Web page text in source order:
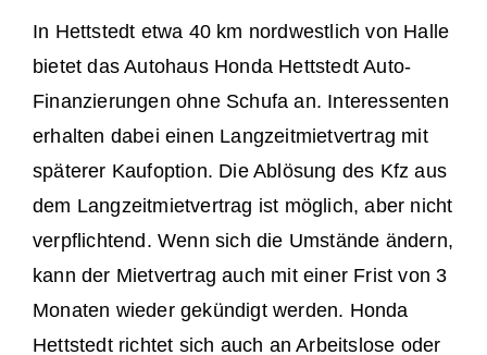
In Hettstedt etwa 40 km nordwestlich von Halle
bietet das Autohaus Honda Hettstedt Auto-
Finanzierungen ohne Schufa an. Interessenten
erhalten dabei einen Langzeitmietvertrag mit
späterer Kaufoption. Die Ablösung des Kfz aus
dem Langzeitmietvertrag ist möglich, aber nicht
verpflichtend. Wenn sich die Umstände ändern,
kann der Mietvertrag auch mit einer Frist von 3
Monaten wieder gekündigt werden. Honda
Hettstedt richtet sich auch an Arbeitslose oder